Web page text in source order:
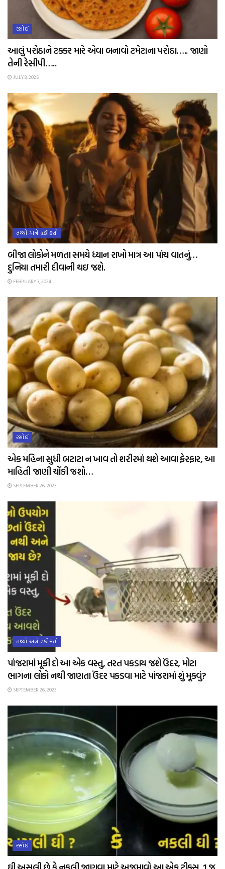
રસોઈ
આલું પરોઠાને ટક્કર મારે એવા બનાવો ટમેટાના પરોઠા….. જાણો
તેની રેસીપી…..
JULY 8, 2025
તથ્યો અને હકીકતો
બીજા લોકોને મળતા સમયે ધ્યાન રાખો માત્ર આ પાંચ વાતનું…
દુનિયા તમારી દીવાની થઇ જશે.
FEBRUARY 3, 2024
રસોઈ
એક મહિના સુધી બટાટા ન ખાવ તો શરીરમાં થશે આવા ફેરફાર, આ
માહિતી જાણી ચોંકી જશો…
SEPTEMBER 26, 2023
તથ્યો અને હકીકતો
પાંજરામાં મૂકી દો આ એક વસ્તુ, તરત પકડાય જશે ઉંદર, મોટા
ભાગના લોકો નથી જાણતા ઉંદર પકડવા માટે પાંજરામાં શું મૂકવું?
SEPTEMBER 26, 2023
રસોઈ